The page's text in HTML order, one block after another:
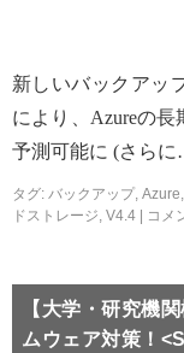
新しいバックアッ
により、Azureの
予測可能に (さら
タグ: バックアップ, Azure,
ドストレージ, V4.4 コメ
【大学・研究機
ムウェア対策！